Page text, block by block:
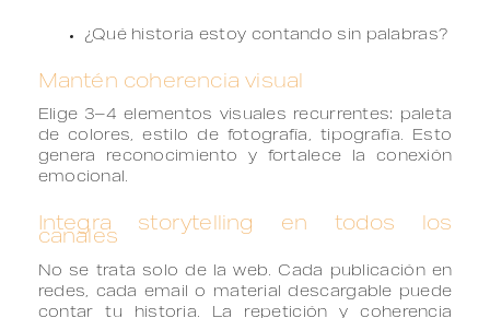
¿Qué historia estoy contando sin palabras?
Mantén coherencia visual
Elige 3–4 elementos visuales recurrentes: paleta
de colores, estilo de fotografía, tipografía. Esto
genera reconocimiento y fortalece la conexión
emocional.
Integra storytelling en todos los
canales
No se trata solo de la web. Cada publicación en
redes, cada email o material descargable puede
contar tu historia. La repetición y coherencia